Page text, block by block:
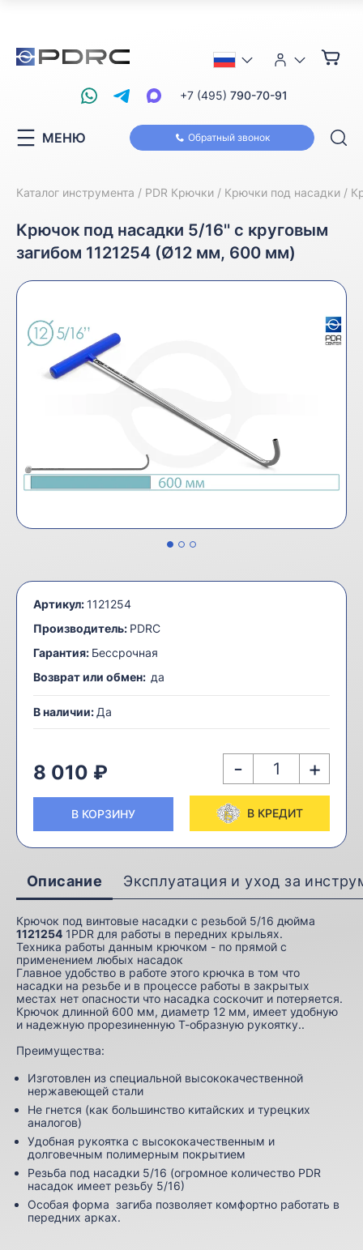
Обратный звонок
+7 (495) 790-70-91
МЕНЮ
Каталог инструмента PDR Крючки Крючки под насадки
Крючок под насадки 5/16'' с круговым
загибом 1121254 (Ø12 мм, 600 мм)
Артикул: 1121254
Производитель: PDRC
Гарантия: Бессрочная
Возврат или обмен: да
В наличии: Да
8 010 ₽ - +
В КОРЗИНУ В КРЕДИТ
Описание Эксплуатация и уход за
Крючок под винтовые насадки с резьбой 5/16 дюйма
1121254 1PDR для работы в передних крыльях.
Техника работы данным крючком - по прямой с
применением любых насадок
Главное удобство в работе этого крючка в том что
насадки на резьбе и в процессе работы в закрытых
местах нет опасности что насадка соскочит и потеряется.
Крючок длинной 600 мм, диаметр 12 мм, имеет удобную
и надежную прорезиненную Т-образную рукоятку..
Преимущества:
Изготовлен из специальной высококачественной
нержавеющей стали
Не гнется (как большинство китайских и турецких
аналогов)
Удобная рукоятка с высококачественным и
долговечным полимерным покрытием
Резьба под насадки 5/16 (огромное количество PDR
насадок имеет резьбу 5/16)
Особая форма загиба позволяет комфортно работать в
передних арках.